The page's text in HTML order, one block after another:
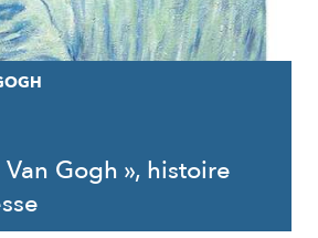
Van Gogh », histoire